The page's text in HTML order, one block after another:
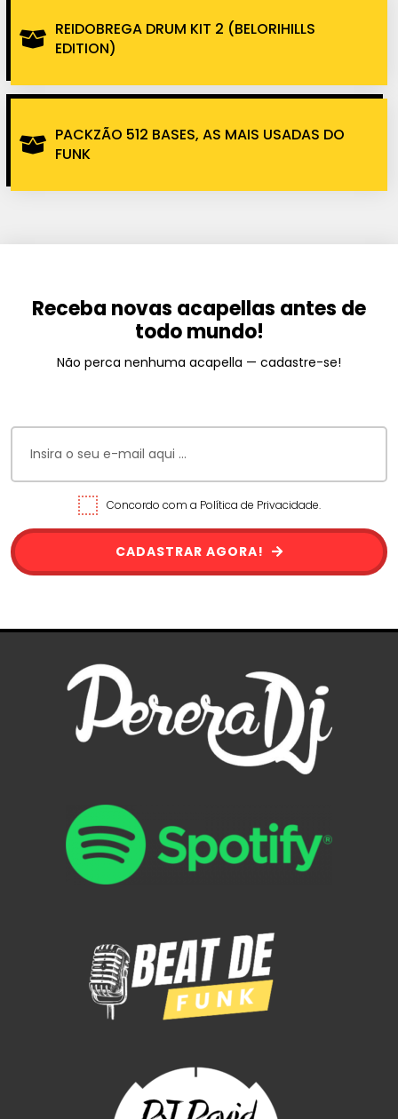
REIDOBREGA DRUM KIT 2 (BELORIHILLS
EDITION)
PACKZÃO 512 BASES, AS MAIS USADAS DO
FUNK
Receba novas acapellas antes de
todo mundo!
Não perca nenhuma acapella — cadastre-se!
Concordo com a Política de Privacidade.
CADASTRAR AGORA!